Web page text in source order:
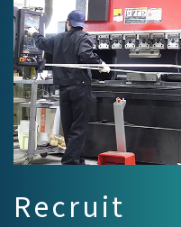
Recruit